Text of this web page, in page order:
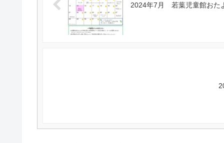
2024年7月 若葉児童館おた